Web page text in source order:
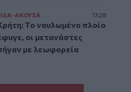
ΑΚΟΥΣΑ 17:28
Το ναυλωμένο πλοίο
οι μετανάστες
με λεωφορεία